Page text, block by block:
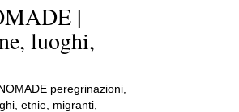
|
luoghi,
peregrinazioni,
etnie, migranti,